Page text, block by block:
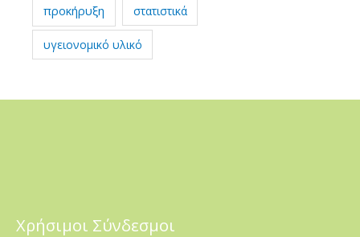
προκήρυξη στατιστικά
υγειονομικό υλικό
Χρήσιμοι Σύνδεσμοι